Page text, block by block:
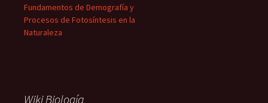
Fundamentos de Demografía y
Procesos de Fotosíntesis en la
Naturaleza
Wiki Biología